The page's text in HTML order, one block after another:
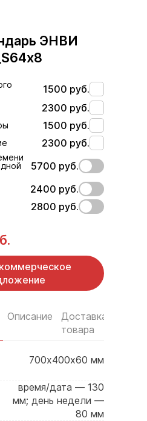
Описание
Доставка
товара
700х400х60 мм
время/дата — 130
мм; день недели —
80 мм
ЭНВИ
1500 руб.
2300 руб.
1500 руб.
2300 руб.
5700 руб.
2400 руб.
2800 руб.